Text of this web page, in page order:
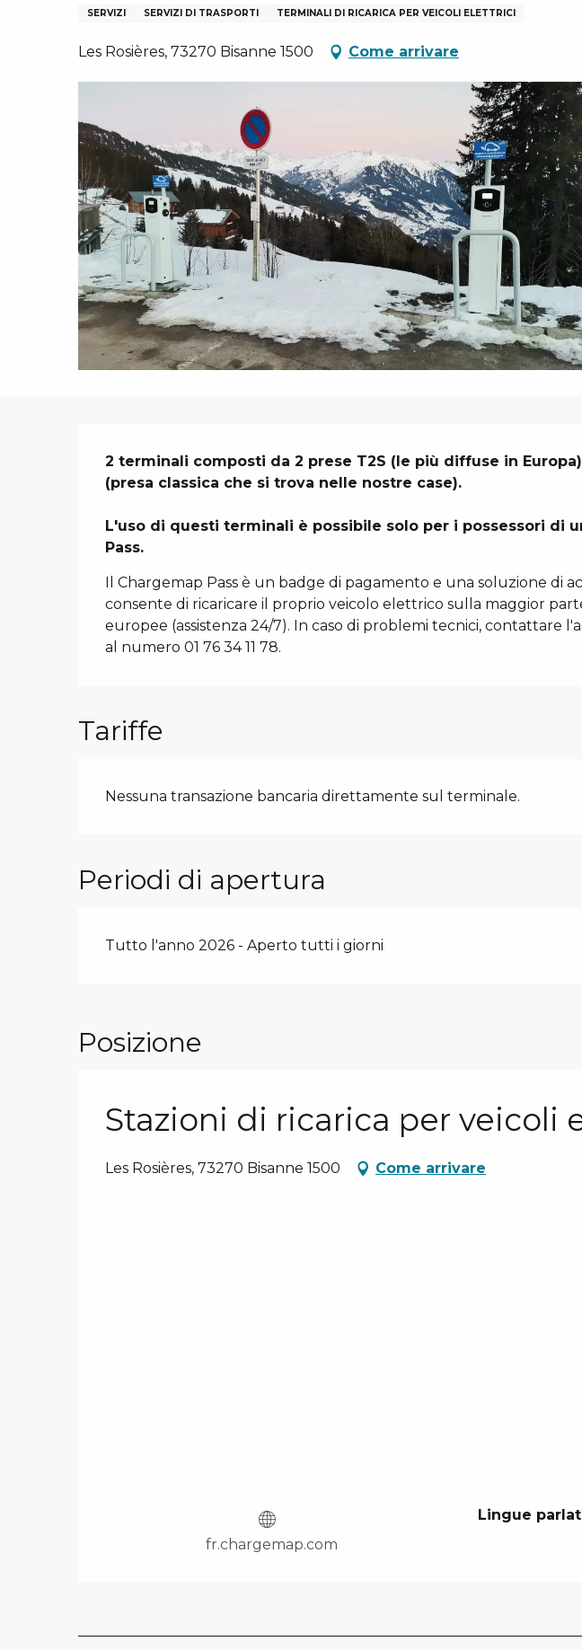
GRUPPI, COMITATI AZIENDALI
SERVIZI SERVIZI DI TRASPORTI TERMINALI DI RICARICA PER VEICOLI ELETTRICI
Les Rosières, 73270 Bisanne 1500 Come arrivare
Descrizione
2 terminali composti da 2 prese T2S (le più diffuse in Europa)
(presa classica che si trova nelle nostre case).
L'uso di questi terminali è possibile solo per i possessori di
Pass.
Il Chargemap Pass è un badge di pagamento e una soluzione di
consente di ricaricare il proprio veicolo elettrico sulla maggior
europee (assistenza 24/7). In caso di problemi tecnici, contattare
al numero 01 76 34 11 78.
Tariffe
Nessuna transazione bancaria direttamente sul terminale.
Periodi di apertura
Tutto l'anno 2026 - Aperto tutti i giorni
Posizione
Stazioni di ricarica per veicoli
Les Rosières, 73270 Bisanne 1500 Come arrivare
fr.chargemap.com
Lingue
Lingue